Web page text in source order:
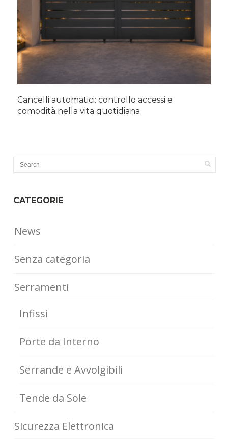
Cancelli automatici: controllo accessi e
comodità nella vita quotidiana
CATEGORIE
News
Senza categoria
Serramenti
Infissi
Porte da Interno
Serrande e Avvolgibili
Tende da Sole
Sicurezza Elettronica